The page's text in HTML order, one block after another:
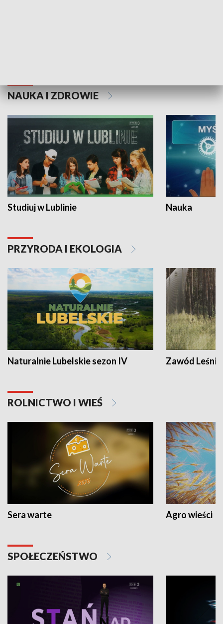
NAUKA I ZDROWIE
Studiuj w Lublinie Nauka
PRZYRODA I EKOLOGIA
Naturalnie Lubelskie sezon IV Zawód Leśnik
ROLNICTWO I WIEŚ
Sera warte Agro wieści
SPOŁECZEŃSTWO